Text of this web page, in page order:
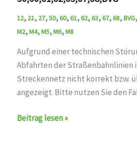
12, 21, 27,50,60,61,62,63,67,68,BVG,
M2,M4,M5,M6,M8
Aufgrund einer technischen
Abfahrten der Straßenbahnlinien
Streckennetz nicht korrekt bzw.
angezeigt. Bitte nutzen Sie den
Technische
Beitrag lesen »